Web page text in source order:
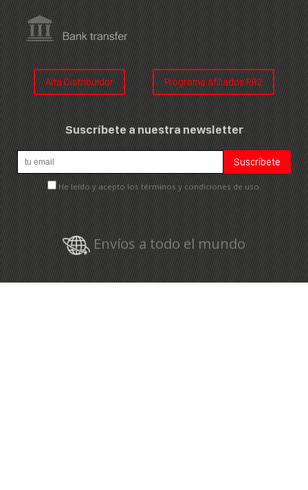
Alta Distribuidor Programa afiliados RR2
Suscríbete a nuestra newsletter
He leído y acepto los términos y condiciones de uso.
Envíos a todo el mundo